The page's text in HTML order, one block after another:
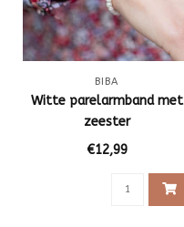
BIBA
Witte parelarmband met
zeester
€12,99